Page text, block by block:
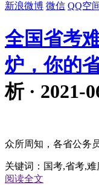
新浪微博 微信 QQ空
全国省考
炉，你的
析 · 2021-
众所周知，各省公务
关键词： 国考,省考,难
阅读全文